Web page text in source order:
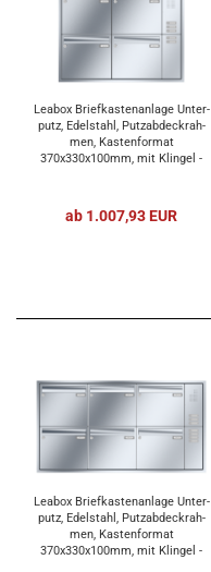
Lea­box Brief­kas­ten­an­la­ge Un­ter­
putz, Edel­stahl, Putz­ab­deck­rah­
men, Kas­ten­for­mat
370x330x100mm, mit Klin­gel -
ab 1.007,93 EUR
Lea­box Brief­kas­ten­an­la­ge Un­ter­
putz, Edel­stahl, Putz­ab­deck­rah­
men, Kas­ten­for­mat
370x330x100mm, mit Klin­gel -